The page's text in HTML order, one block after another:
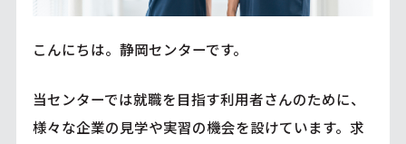
こんにちは。静岡センターです。
当センターでは就職を目指す利用者さんのために、
様々な企業の見学や実習の機会を設けています。求